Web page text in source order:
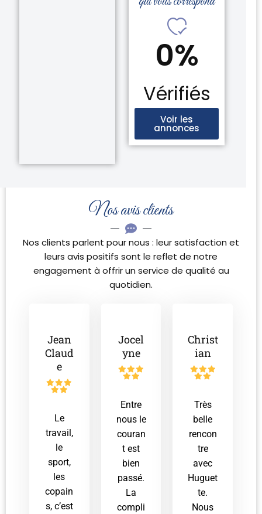
Vérifiés
0%
Voir les
annonces
Nos avis clients
Nos clients parlent pour nous : leur satisfaction et
leurs avis positifs sont le reflet de notre
engagement à offrir un service de qualité au
quotidien.
Jean
Claud
e
Le
travail,
le
sport,
les
copain
s, c’est
Jocel
yne
Entre
nous le
couran
t est
bien
passé.
La
compli
Christ
ian
Très
belle
rencon
tre
avec
Huguet
te.
Nous